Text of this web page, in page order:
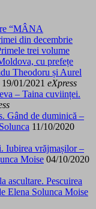
“MÂNA
din decembrie
trei volume
cu prefețe
Theodoru și Aurel
19/01/2021 eXpress
– Taina cuviinței.
Gând de duminică –
11/10/2020
Iubirea vrăjmașilor –
Moise 04/10/2020
ascultare. Pescuirea
Elena Solunca Moise